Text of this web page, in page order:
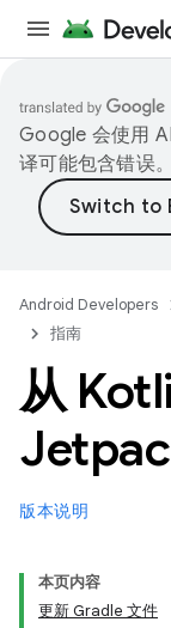
Google 会使用
译可能包含错误。
Android Developers
指南
从
版本说明
本页内容
更新 Gradle 文件